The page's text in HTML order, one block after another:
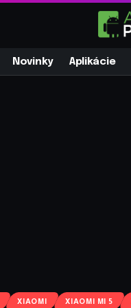
Novinky Aplikácie
XIAOMI XIAOMI MI 5